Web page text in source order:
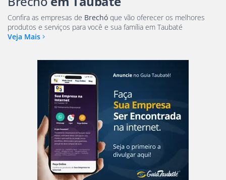
Confira as empresas de Brechó que vão oferecer os melhores
produtos e serviços para você e sua família em Taubaté
Veja Mais